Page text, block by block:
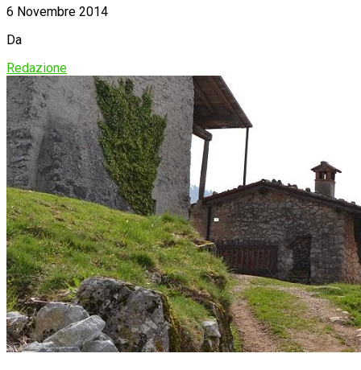
6 Novembre 2014
Da
Redazione